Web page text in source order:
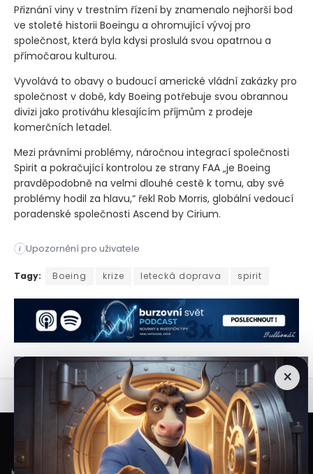
Přiznání viny v trestním řízení by znamenalo nejhorší bod
ve stoleté historii Boeingu a ohromující vývoj pro
společnost, která byla kdysi proslulá svou opatrnou a
přímočarou kulturou.
Vyvolává to obavy o budoucí americké vládní zakázky pro
společnost v době, kdy Boeing potřebuje svou obrannou
divizi jako protiváhu klesajícím příjmům z prodeje
komerčních letadel.
Mezi právními problémy, náročnou integrací společnosti
Spirit a pokračující kontrolou ze strany FAA „je Boeing
pravděpodobně na velmi dlouhé cestě k tomu, aby své
problémy hodil za hlavu,“ řekl Rob Morris, globální vedoucí
poradenské společnosti Ascend by Cirium.
i Upozornění pro uživatele
Šest měsíců po výbuchu trupu letadla, který uvrhl
Tagy: Boeing krize letecká doprava spirit
×
Veškeré informace a materiály zveřejněné na internetových stránkách
Burzovního Světa vycházejí z veřejně dostupných a důvěryhodných zdrojů. Při